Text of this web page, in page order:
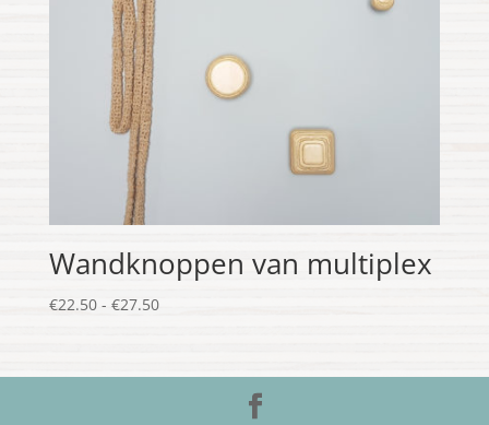
Wandknoppen van multiplex
€22.50 - €27.50Prijsklasse:
€27.50